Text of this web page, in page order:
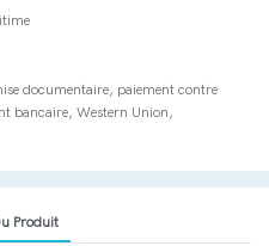
documentaire, paiement contre
bancaire, Western Union,
Produit